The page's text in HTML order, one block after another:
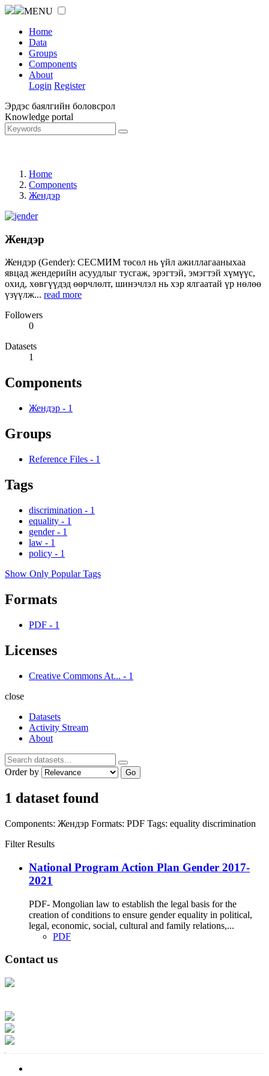
MENU
Home
Data
Groups
Components
About
Login Register
Эрдэс баялгийн боловсрол
Knowledge portal
Home
Components
Жендэр
Жендэр
Жендэр (Gender): СЕСМИМ төсөл нь үйл ажиллагааныхаа
явцад жендерийн асуудлыг тусгаж, эрэгтэй, эмэгтэй хүмүүс,
охид, хөвгүүдэд өөрчлөлт, шинэчлэл нь хэр ялгаатай үр нөлөө
үзүүлж... read more
Followers
0
Datasets
1
Components
Жендэр - 1
Groups
Reference Files - 1
Tags
discrimination - 1
equality - 1
gender - 1
law - 1
policy - 1
Show Only Popular Tags
Formats
PDF - 1
Licenses
Creative Commons At... - 1
close
Datasets
Activity Stream
About
Order by Go
1 dataset found
Components: Жендэр Formats: PDF Tags: equality discrimination
Filter Results
National Program Action Plan Gender 2017-
2021
PDF- Mongolian law to establish the legal basis for the
creation of conditions to ensure gender equality in political,
legal, economic, social, cultural and family relations,...
PDF
Contact us